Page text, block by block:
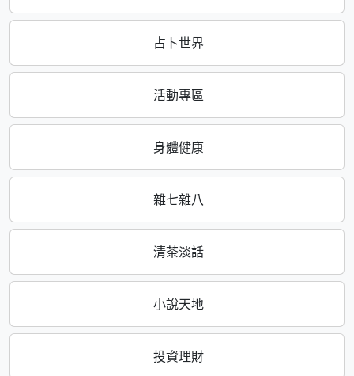
占卜世界
活動專區
身體健康
雜七雜八
清茶淡話
小說天地
投資理財